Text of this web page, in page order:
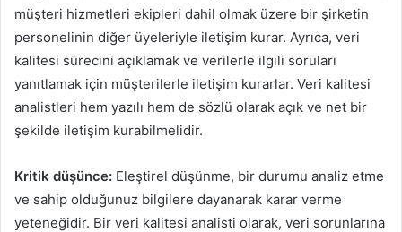
müşteri hizmetleri ekipleri dahil olmak üzere bir şirketin
personelinin diğer üyeleriyle iletişim kurar. Ayrıca, veri
kalitesi sürecini açıklamak ve verilerle ilgili soruları
yanıtlamak için müşterilerle iletişim kurarlar. Veri kalitesi
analistleri hem yazılı hem de sözlü olarak açık ve net bir
şekilde iletişim kurabilmelidir.
Kritik düşünce: Eleştirel düşünme, bir durumu analiz etme
ve sahip olduğunuz bilgilere dayanarak karar verme
yeteneğidir. Bir veri kalitesi analisti olarak, veri sorunlarına